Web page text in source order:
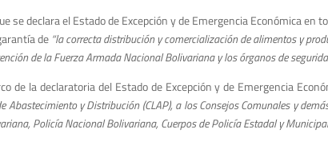
se declara el Estado de Excepción y de Emergencia Económica en
de “la correcta distribución y comercialización de alimentos y
de la Fuerza Armada Nacional Bolivariana y los órganos de
de la declaratoria del Estado de Excepción y de Emergencia
Abastecimiento y Distribución (CLAP), a los Consejos Comunales y
Policía Nacional Bolivariana, Cuerpos de Policía Estadal y